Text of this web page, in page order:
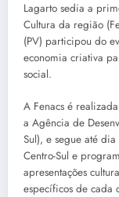
Lagarto sedia a
Cultura da região
(PV) participou do
economia criativa
social.
A Fenacs é
a Agência de
Sul), e segue até
Centro-Sul e
apresentações
específicos de cada